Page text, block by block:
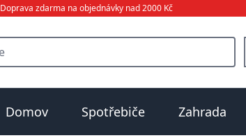
Doprava zdarma na objednávky nad 2000 Kč
Domov Spotřebiče Zahrada